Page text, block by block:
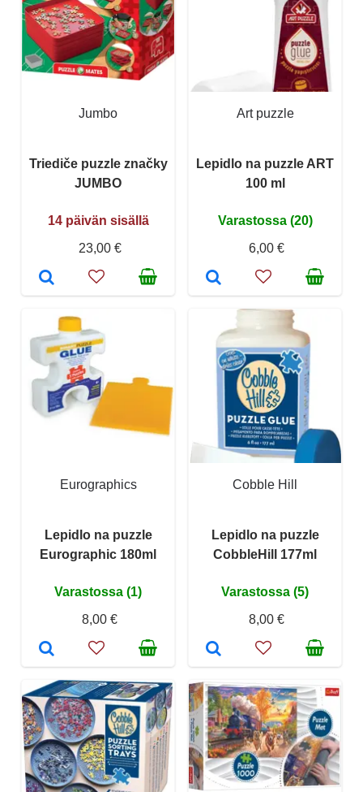
Jumbo
Triediče puzzle značky
JUMBO
14 päivän sisällä
23,00 €
Art puzzle
Lepidlo na puzzle ART
100 ml
Varastossa (20)
6,00 €
Eurographics
Lepidlo na puzzle
Eurographic 180ml
Varastossa (1)
8,00 €
Cobble Hill
Lepidlo na puzzle
CobbleHill 177ml
Varastossa (5)
8,00 €